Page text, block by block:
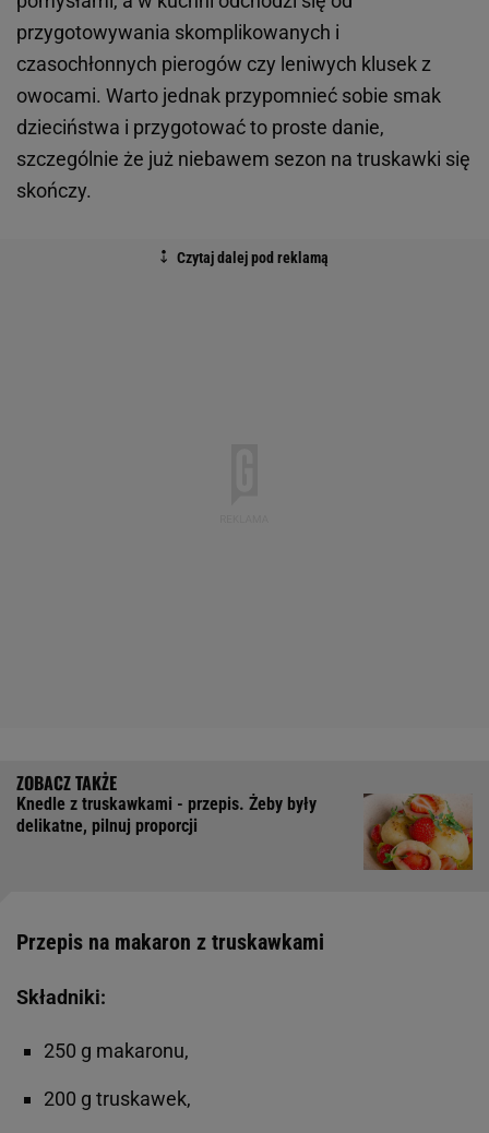
przygotowywania skomplikowanych i
czasochłonnych pierogów czy leniwych klusek z
owocami. Warto jednak przypomnieć sobie smak
dzieciństwa i przygotować to proste danie,
szczególnie że już niebawem sezon na truskawki się
skończy.
Knedle z truskawkami - przepis. Żeby były
delikatne, pilnuj proporcji
Przepis na makaron z truskawkami
Składniki:
250 g makaronu,
200 g truskawek,